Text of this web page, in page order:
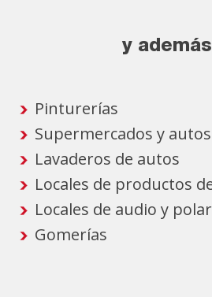
y
Pinturerías
Supermercados y
Lavaderos de autos
Locales de productos
Locales de audio y
Gomerías